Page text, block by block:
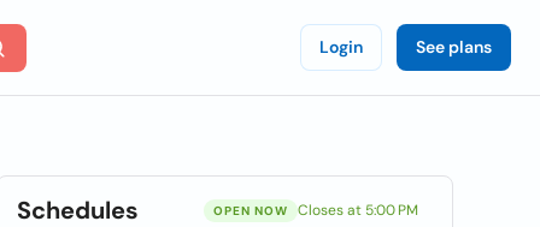
Login See plans
Schedules OPEN NOW Closes at 5:00 PM